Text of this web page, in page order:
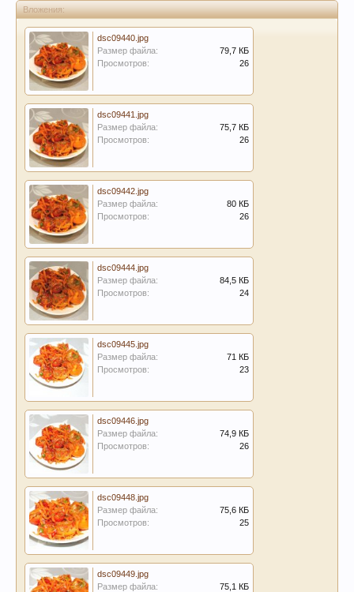
Вложения:
dsc09440.jpg
Размер файла:
79,7 КБ
Просмотров:
26
dsc09441.jpg
Размер файла:
75,7 КБ
Просмотров:
26
dsc09442.jpg
Размер файла:
80 КБ
Просмотров:
26
dsc09444.jpg
Размер файла:
84,5 КБ
Просмотров:
24
dsc09445.jpg
Размер файла:
71 КБ
Просмотров:
23
dsc09446.jpg
Размер файла:
74,9 КБ
Просмотров:
26
dsc09448.jpg
Размер файла:
75,6 КБ
Просмотров:
25
dsc09449.jpg
Размер файла:
75,1 КБ